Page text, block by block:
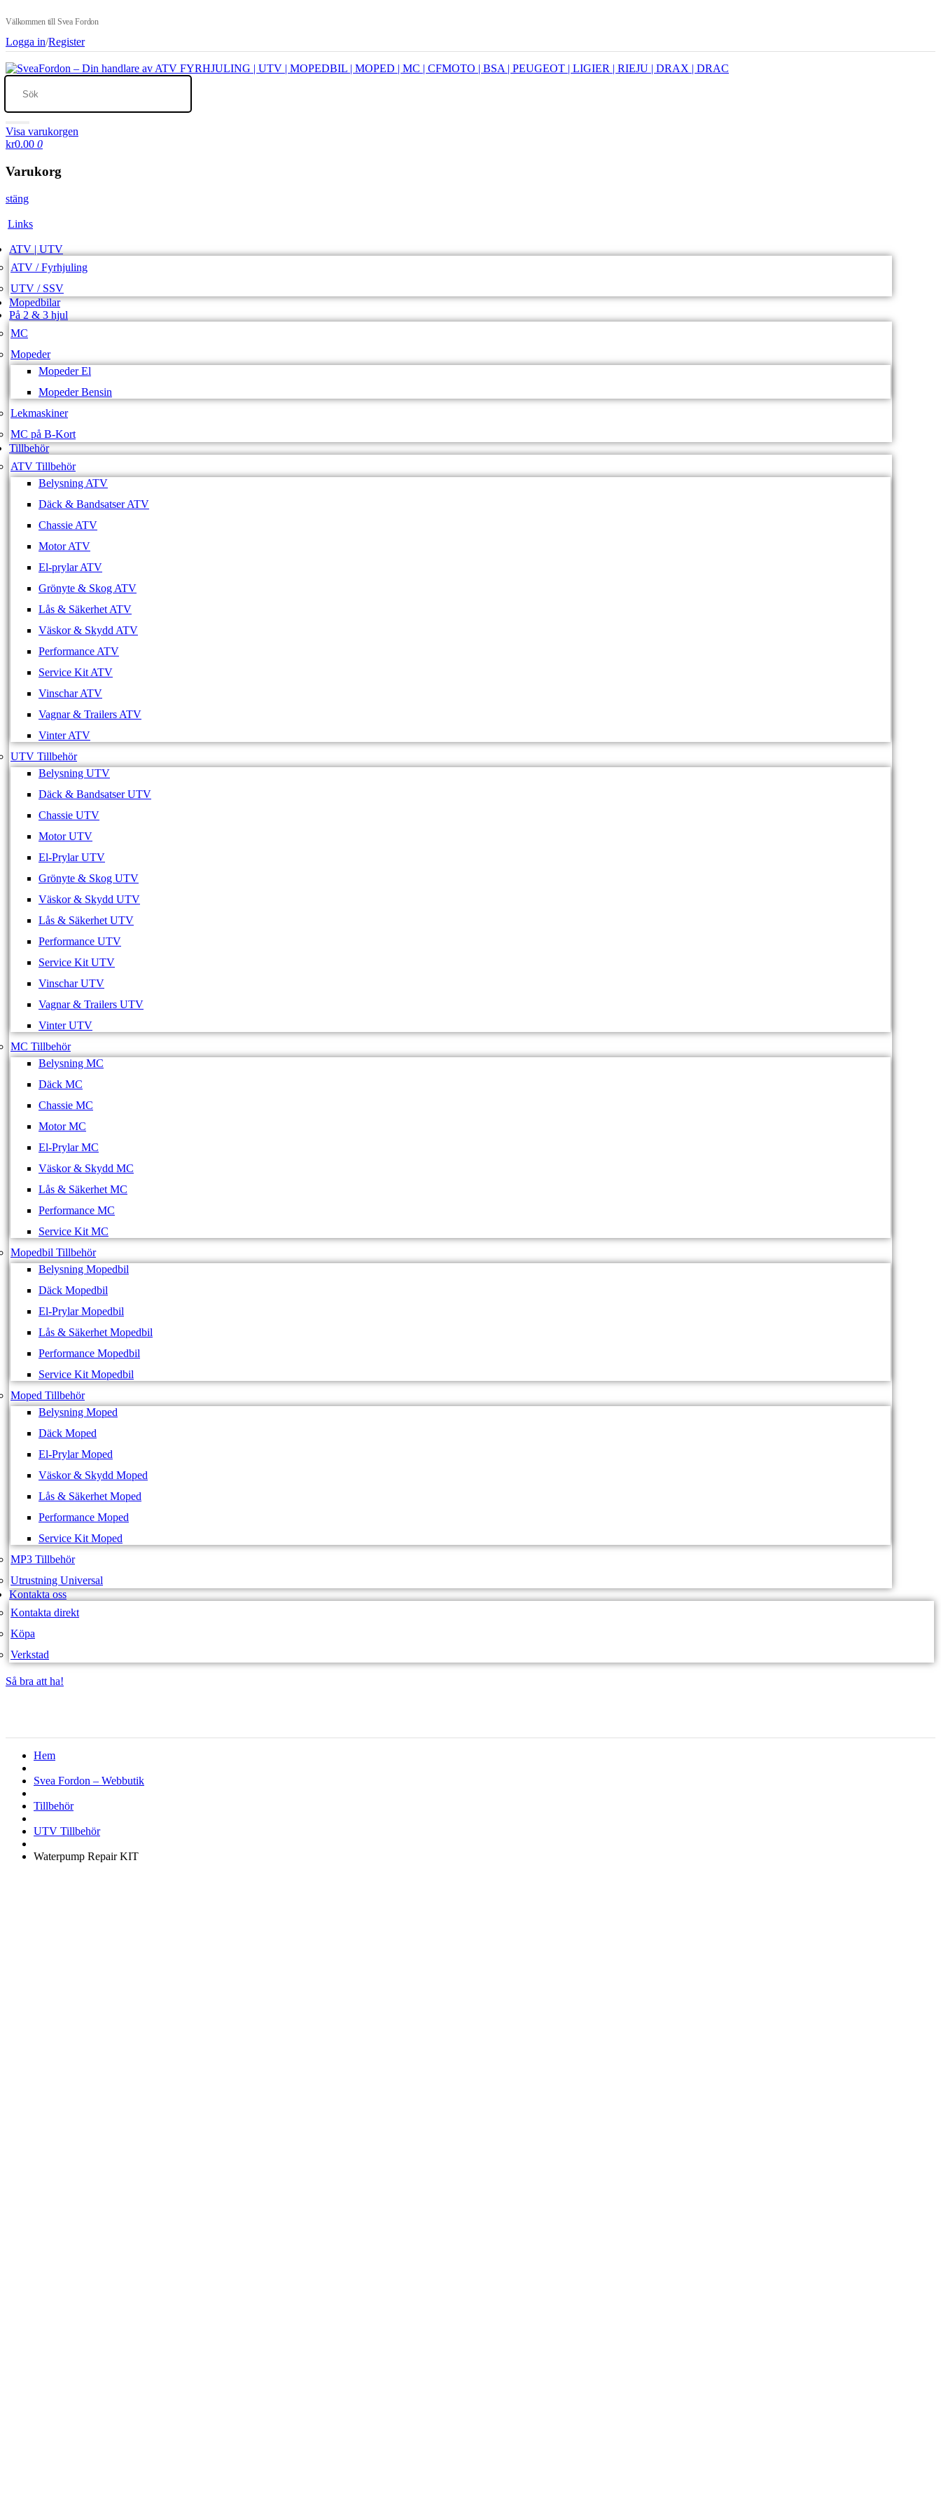
Välkommen till Svea Fordon
Logga in/Register
Visa varukorgen
kr0.00 0
Varukorg
stäng
Links
ATV | UTV
ATV / Fyrhjuling
UTV / SSV
Mopedbilar
På 2 & 3 hjul
MC
Mopeder
Mopeder El
Mopeder Bensin
Lekmaskiner
MC på B-Kort
Tillbehör
ATV Tillbehör
Belysning ATV
Däck & Bandsatser ATV
Chassie ATV
Motor ATV
El-prylar ATV
Grönyte & Skog ATV
Lås & Säkerhet ATV
Väskor & Skydd ATV
Performance ATV
Service Kit ATV
Vinschar ATV
Vagnar & Trailers ATV
Vinter ATV
UTV Tillbehör
Belysning UTV
Däck & Bandsatser UTV
Chassie UTV
Motor UTV
El-Prylar UTV
Grönyte & Skog UTV
Väskor & Skydd UTV
Lås & Säkerhet UTV
Performance UTV
Service Kit UTV
Vinschar UTV
Vagnar & Trailers UTV
Vinter UTV
MC Tillbehör
Belysning MC
Däck MC
Chassie MC
Motor MC
El-Prylar MC
Väskor & Skydd MC
Lås & Säkerhet MC
Performance MC
Service Kit MC
Mopedbil Tillbehör
Belysning Mopedbil
Däck Mopedbil
El-Prylar Mopedbil
Lås & Säkerhet Mopedbil
Performance Mopedbil
Service Kit Mopedbil
Moped Tillbehör
Belysning Moped
Däck Moped
El-Prylar Moped
Väskor & Skydd Moped
Lås & Säkerhet Moped
Performance Moped
Service Kit Moped
MP3 Tillbehör
Utrustning Universal
Kontakta oss
Kontakta direkt
Köpa
Verkstad
Så bra att ha!
Hem
Svea Fordon – Webbutik
Tillbehör
UTV Tillbehör
Waterpump Repair KIT